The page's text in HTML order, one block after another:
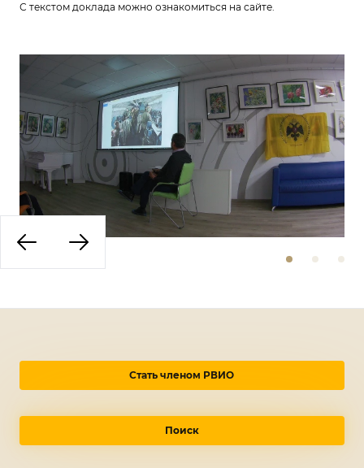
С текстом доклада можно ознакомиться на сайте.
Стать членом РВИО
Поиск